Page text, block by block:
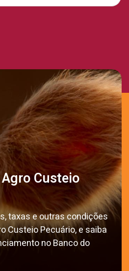
Custeio
taxas e outras condições
Custeio Pecuário, e saiba
no Banco do